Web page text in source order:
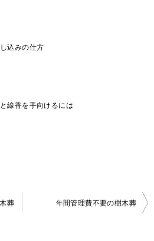
込みの仕方
線香を手向けるには
葬 年間管理費不要の樹木葬